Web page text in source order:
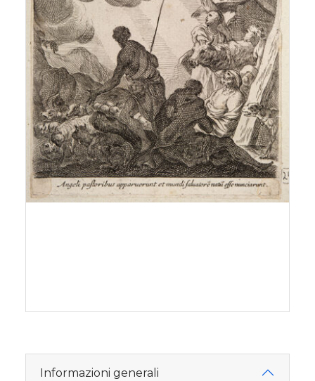
Informazioni generali